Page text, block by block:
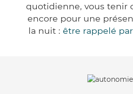
quotidienne, vous tenir
encore pour une
la nuit : être rappelé